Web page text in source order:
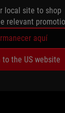
local site to shop
relevant
aquí
to the US website
PBT keycaps and a
most discerning